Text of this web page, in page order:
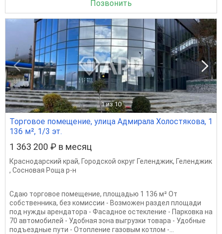
Позвонить
1 из 10
Торговое помещение, улица Адмирала Холостякова, 1
136 м², 1/3 эт.
1 363 200 ₽ в месяц
Краснодарский край, Городской округ Геленджик, Геленджик
, Сосновая Роща р-н
Сдаю торговое помещение, площадью 1 136 м² От
собственника, без комиссии - Возможен раздел площади
под нужды арендатора - Фасадное остекление - Парковка на
70 автомобилей - Удобная зона выгрузки товара - Удобные
подъездные пути - Отопление газовым котлом -...